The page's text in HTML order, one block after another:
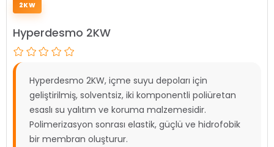
2KW
Hyperdesmo 2KW
Hyperdesmo 2KW, içme suyu depoları için
geliştirilmiş, solventsiz, iki komponentli poliüretan
esaslı su yalıtım ve koruma malzemesidir.
Polimerizasyon sonrası elastik, güçlü ve hidrofobik
bir membran oluşturur.